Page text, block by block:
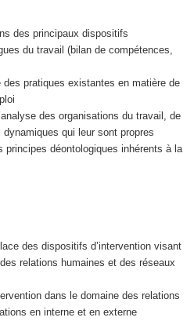
des principaux dispositifs
du travail (bilan de compétences,
des pratiques existantes en matière de
des organisations du travail, de
qui leur sont propres
principes déontologiques inhérents à la
des dispositifs d’intervention visant
relations humaines et des réseaux
dans le domaine des relations
en interne et en externe